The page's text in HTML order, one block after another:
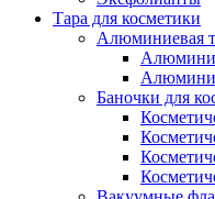
Тара для косметики
Алюминиевая
Баночки для